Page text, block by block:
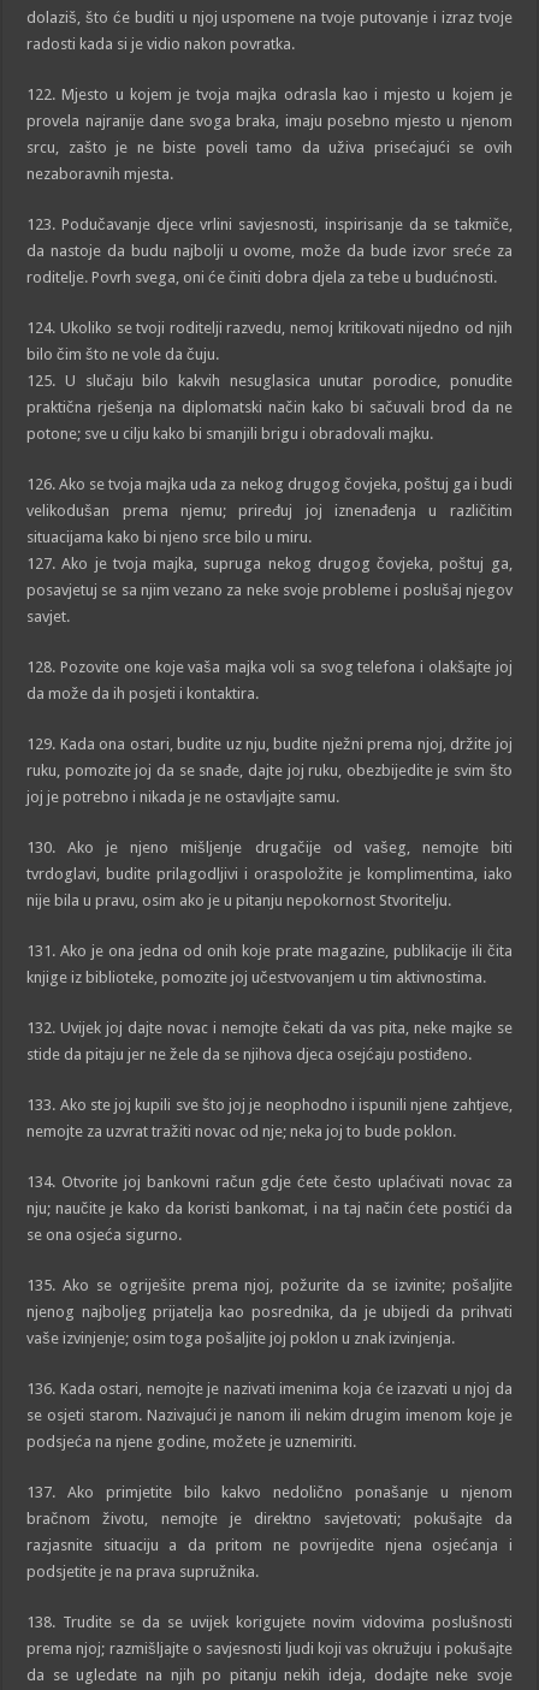
dolaziš, što će buditi u njoj uspomene na tvoje putovanje i izraz tvoje
radosti kada si je vidio nakon povratka.
122. Mjesto u kojem je tvoja majka odrasla kao i mjesto u kojem je
provela najranije dane svoga braka, imaju posebno mjesto u njenom
srcu, zašto je ne biste poveli tamo da uživa prisećajući se ovih
nezaboravnih mjesta.
123. Podučavanje djece vrlini savjesnosti, inspirisanje da se takmiče,
da nastoje da budu najbolji u ovome, može da bude izvor sreće za
roditelje. Povrh svega, oni će činiti dobra djela za tebe u budućnosti.
124. Ukoliko se tvoji roditelji razvedu, nemoj kritikovati nijedno od njih
bilo čim što ne vole da čuju.
125. U slučaju bilo kakvih nesuglasica unutar porodice, ponudite
praktična rješenja na diplomatski način kako bi sačuvali brod da ne
potone; sve u cilju kako bi smanjili brigu i obradovali majku.
126. Ako se tvoja majka uda za nekog drugog čovjeka, poštuj ga i budi
velikodušan prema njemu; priređuj joj iznenađenja u različitim
situacijama kako bi njeno srce bilo u miru.
127. Ako je tvoja majka, supruga nekog drugog čovjeka, poštuj ga,
posavjetuj se sa njim vezano za neke svoje probleme i poslušaj njegov
savjet.
128. Pozovite one koje vaša majka voli sa svog telefona i olakšajte joj
da može da ih posjeti i kontaktira.
129. Kada ona ostari, budite uz nju, budite nježni prema njoj, držite joj
ruku, pomozite joj da se snađe, dajte joj ruku, obezbijedite je svim što
joj je potrebno i nikada je ne ostavljajte samu.
130. Ako je njeno mišljenje drugačije od vašeg, nemojte biti
tvrdoglavi, budite prilagodljivi i oraspoložite je komplimentima, iako
nije bila u pravu, osim ako je u pitanju nepokornost Stvoritelju.
131. Ako je ona jedna od onih koje prate magazine, publikacije ili čita
knjige iz biblioteke, pomozite joj učestvovanjem u tim aktivnostima.
132. Uvijek joj dajte novac i nemojte čekati da vas pita, neke majke se
stide da pitaju jer ne žele da se njihova djeca osejćaju postiđeno.
133. Ako ste joj kupili sve što joj je neophodno i ispunili njene zahtjeve,
nemojte za uzvrat tražiti novac od nje; neka joj to bude poklon.
134. Otvorite joj bankovni račun gdje ćete često uplaćivati novac za
nju; naučite je kako da koristi bankomat, i na taj način ćete postići da
se ona osjeća sigurno.
135. Ako se ogriješite prema njoj, požurite da se izvinite; pošaljite
njenog najboljeg prijatelja kao posrednika, da je ubijedi da prihvati
vaše izvinjenje; osim toga pošaljite joj poklon u znak izvinjenja.
136. Kada ostari, nemojte je nazivati imenima koja će izazvati u njoj da
se osjeti starom. Nazivajući je nanom ili nekim drugim imenom koje je
podsjeća na njene godine, možete je uznemiriti.
137. Ako primjetite bilo kakvo nedolično ponašanje u njenom
bračnom životu, nemojte je direktno savjetovati; pokušajte da
razjasnite situaciju a da pritom ne povrijedite njena osjećanja i
podsjetite je na prava supružnika.
138. Trudite se da se uvijek korigujete novim vidovima poslušnosti
prema njoj; razmišljajte o savjesnosti ljudi koji vas okružuju i pokušajte
da se ugledate na njih po pitanju nekih ideja, dodajte neke svoje